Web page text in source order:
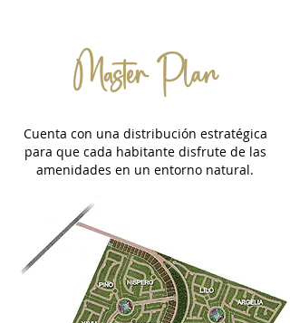
Master Plan
Cuenta con una distribución estratégica
para que cada habitante disfrute de las
amenidades en un entorno natural.